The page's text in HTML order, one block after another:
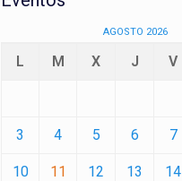
AGOSTO 2026
L M X J V
3 4 5 6 7
10 11 12 13 14